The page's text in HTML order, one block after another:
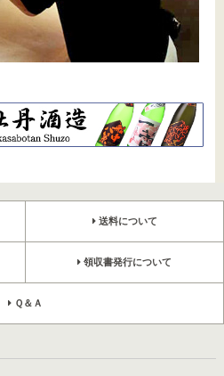
送料について
領収書発行について
Ｑ＆Ａ